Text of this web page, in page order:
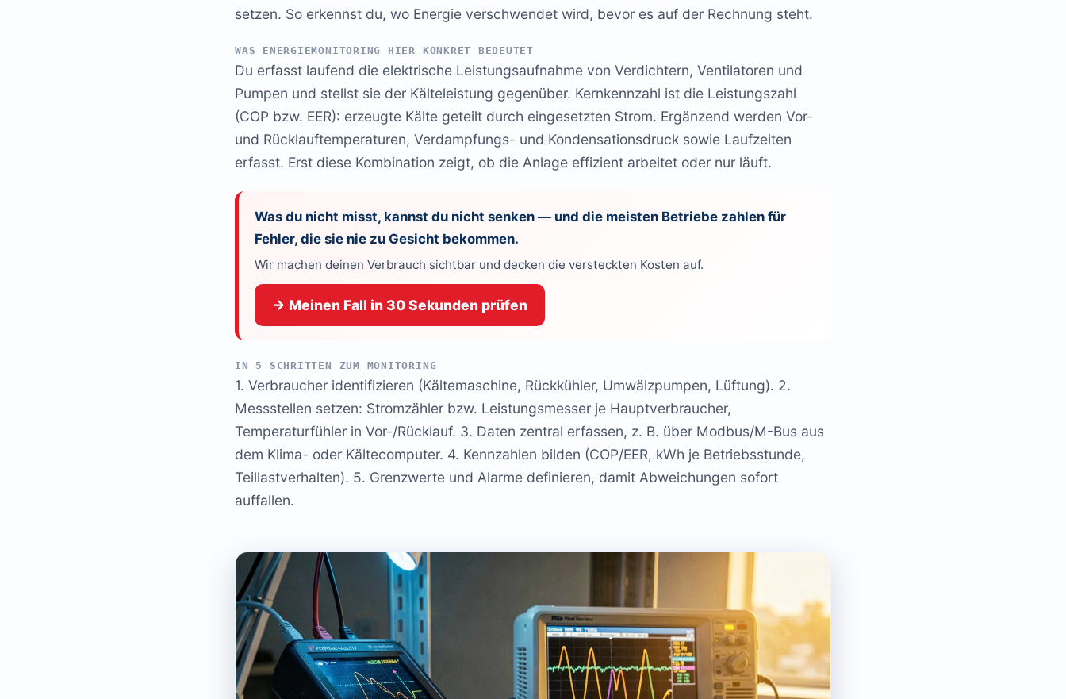
setzen. So erkennst du, wo Energie verschwendet wird, bevor es auf der Rechnung steht.
WAS ENERGIEMONITORING HIER KONKRET BEDEUTET
Du erfasst laufend die elektrische Leistungsaufnahme von Verdichtern, Ventilatoren und
Pumpen und stellst sie der Kälteleistung gegenüber. Kernkennzahl ist die Leistungszahl
(COP bzw. EER): erzeugte Kälte geteilt durch eingesetzten Strom. Ergänzend werden Vor-
und Rücklauftemperaturen, Verdampfungs- und Kondensationsdruck sowie Laufzeiten
erfasst. Erst diese Kombination zeigt, ob die Anlage effizient arbeitet oder nur läuft.
Was du nicht misst, kannst du nicht senken — und die meisten Betriebe zahlen für
Fehler, die sie nie zu Gesicht bekommen.
Wir machen deinen Verbrauch sichtbar und decken die versteckten Kosten auf.
→ Meinen Fall in 30 Sekunden prüfen
IN 5 SCHRITTEN ZUM MONITORING
1. Verbraucher identifizieren (Kältemaschine, Rückkühler, Umwälzpumpen, Lüftung). 2.
Messstellen setzen: Stromzähler bzw. Leistungsmesser je Hauptverbraucher,
Temperaturfühler in Vor-/Rücklauf. 3. Daten zentral erfassen, z. B. über Modbus/M-Bus aus
dem Klima- oder Kältecomputer. 4. Kennzahlen bilden (COP/EER, kWh je Betriebsstunde,
Teillastverhalten). 5. Grenzwerte und Alarme definieren, damit Abweichungen sofort
auffallen.